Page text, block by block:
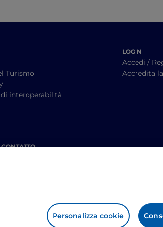
Turismo
interoperabilità
LOGIN
Accedi /
Accredita
Personalizza cookie